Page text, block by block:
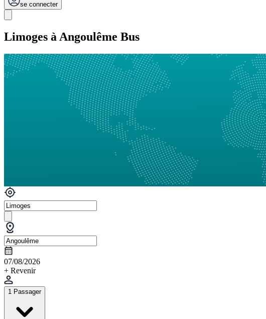
se connecter
Limoges à Angoulême Bus
07/08/2026
+ Revenir
1 Passager